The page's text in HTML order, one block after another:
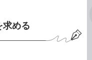
求める